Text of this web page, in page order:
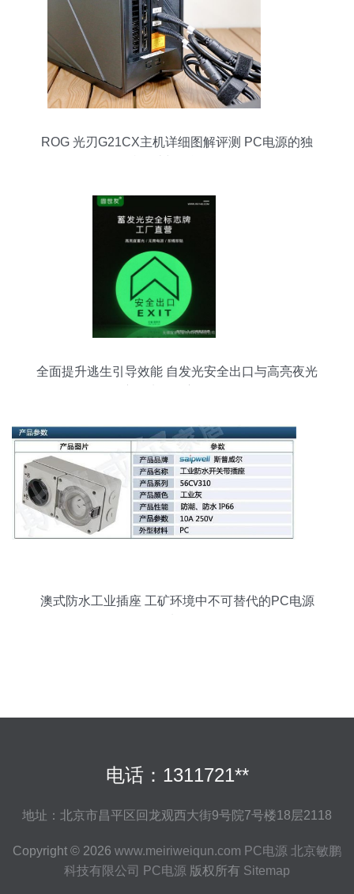
ROG 光刃G21CX主机详细图解评测 PC电源的独
全面提升逃生引导效能 自发光安全出口与高亮夜光
澳式防水工业插座 工矿环境中不可替代的PC电源
电话：1311721**
地址：北京市昌平区回龙观西大街9号院7号楼18层2118
Copyright © 2026 www.meiriweiqun.com PC电源 北京敏鹏
科技有限公司
PC电源 版权所有 Sitemap